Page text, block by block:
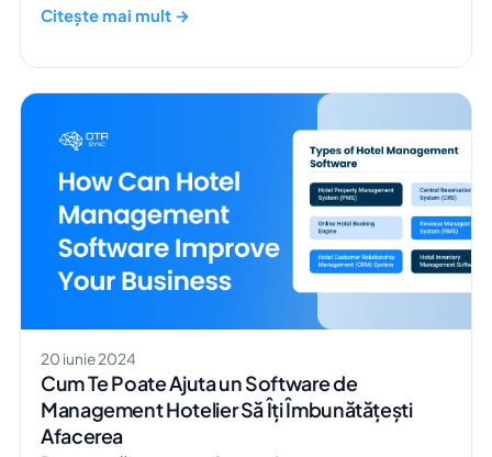
experienței oaspeților și maximizarea veniturilor.
Citește mai mult →
20 iunie 2024
Cum Te Poate Ajuta un Software de
Management Hotelier Să Îți Îmbunătățești
Afacerea